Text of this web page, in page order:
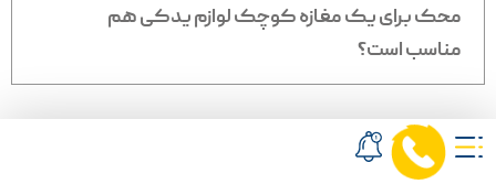
محک برای یک مغازه کوچک لوازم یدکی هم
مناسب است؟